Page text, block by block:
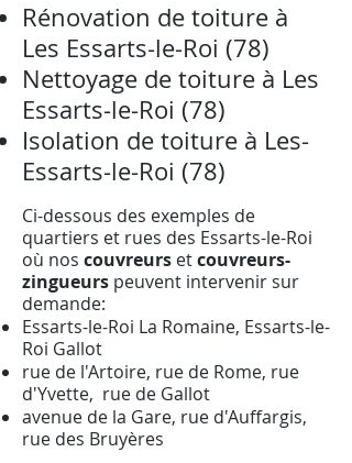
Rénovation de toiture à
Les Essarts-le-Roi (78)​
Nettoyage de toiture à Les
Essarts-le-Roi (78)
Isolation de toiture à Les-
Essarts-le-Roi (78)
Ci-dessous des exemples de
quartiers et rues des Essarts-le-Roi
où nos couvreurs etcouvreurs-
zingueurs peuvent intervenir sur
demande:
Essarts-le-Roi La Romaine, Essarts-le-
Roi Gallot
rue de l'Artoire, rue de Rome, rue
d'Yvette, rue de Gallot
avenue de la Gare, rue d'Auffargis,
rue des Bruyères